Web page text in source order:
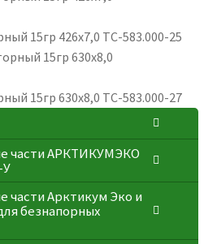
15гр 426х7,0 ТС-583.000-25
15гр 630х8,0 ТС-583.000-27
части АРКТИКУМЭКО
части Арктикум Эко и
безнапорных